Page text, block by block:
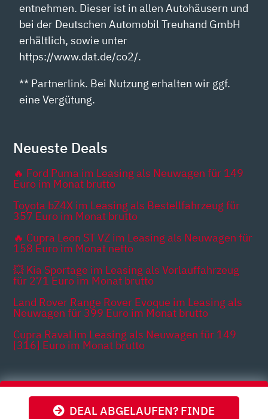
DEAL ABGELAUFEN? FINDE
entnehmen. Dieser ist in allen Autohäusern und
bei der Deutschen Automobil Treuhand GmbH
erhältlich, sowie unter
https://www.dat.de/co2/.
** Partnerlink. Bei Nutzung erhalten wir ggf.
eine Vergütung.
Neueste Deals
🔥 Ford Puma im Leasing als Neuwagen für 149
Euro im Monat brutto
Toyota bZ4X im Leasing als Bestellfahrzeug für
357 Euro im Monat brutto
🔥 Cupra Leon ST VZ im Leasing als Neuwagen für
158 Euro im Monat netto
💥 Kia Sportage im Leasing als Vorlauffahrzeug
für 271 Euro im Monat brutto
Land Rover Range Rover Evoque im Leasing als
Neuwagen für 399 Euro im Monat brutto
Cupra Raval im Leasing als Neuwagen für 149
[316] Euro im Monat brutto